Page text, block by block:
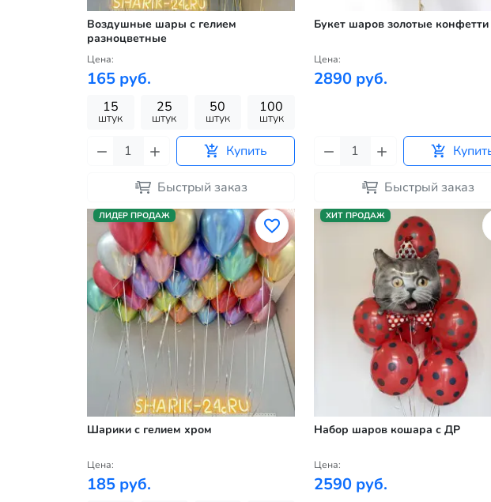
Воздушные шары с гелием
разноцветные
Цена:
165 руб.
15
штук
25
штук
50
штук
100
штук
Купить
Быстрый заказ
Букет шаров золотые конфетти
Цена:
2890 руб.
Быстрый заказ
ЛИДЕР ПРОДАЖ
Шарики с гелием хром
Цена:
185 руб.
ХИТ ПРОДАЖ
Набор шаров кошара с ДР
Цена:
2590 руб.